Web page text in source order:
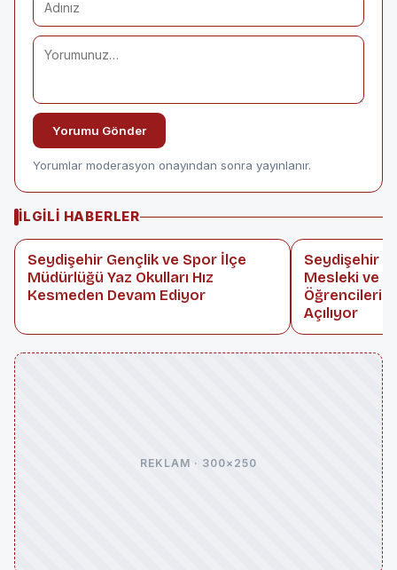
Yorumu Gönder
Yorumlar moderasyon onayından sonra yayınlanır.
İLGILI HABERLER
Seydişehir Gençlik ve Spor İlçe
Müdürlüğü Yaz Okulları Hız
Kesmeden Devam Ediyor
Seydişehir
Mesleki ve
Öğrencileri
Açılıyor
REKLAM · 300×250